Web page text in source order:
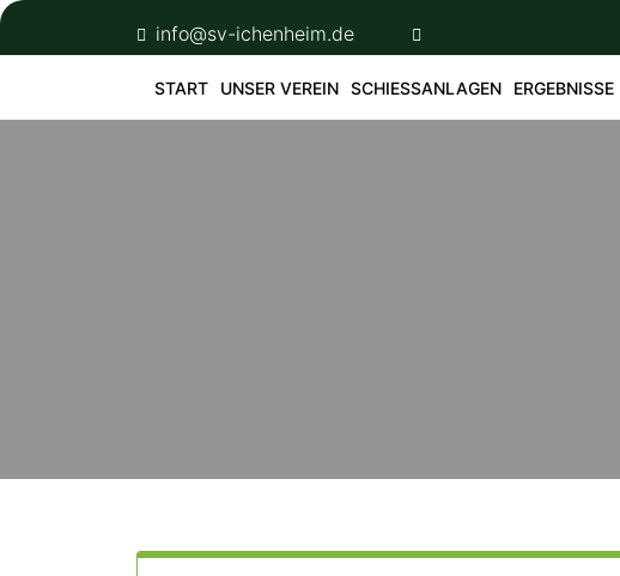
Skip
info@sv-ichenheim.de
START UNSER VEREIN SCHIESSANLAGEN ERGEBNISSE